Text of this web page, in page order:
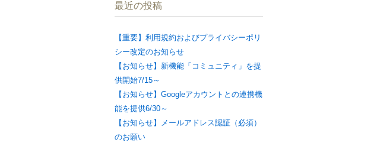
最近の投稿
【重要】利用規約およびプライバシーポリ
シー改定のお知らせ
【お知らせ】新機能「コミュニティ」を提
供開始7/15～
【お知らせ】Googleアカウントとの連携機
能を提供6/30～
【お知らせ】メールアドレス認証（必須）
のお願い